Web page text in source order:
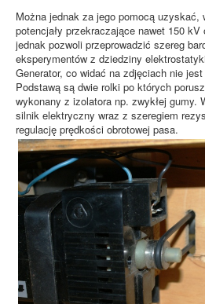
Można jednak za jego pomocą uzyskać,
potencjały przekraczające nawet 150
jednak pozwoli przeprowadzić szereg
eksperymentów z dziedziny
Generator, co widać na zdjęciach nie
Podstawą są dwie rolki po których
wykonany z izolatora np. zwykłej gumy.
silnik elektryczny wraz z szeregiem
regulację prędkości obrotowej pasa.